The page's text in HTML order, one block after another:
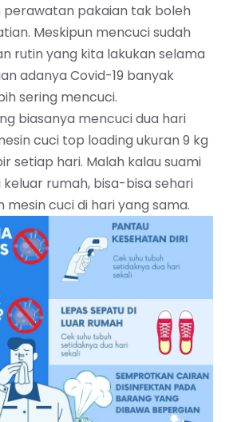
perawatan pakaian tak boleh
Meskipun mencuci sudah
rutin yang kita lakukan selama
adanya Covid-19 banyak
sering mencuci.
biasanya mencuci dua hari
cuci top loading ukuran 9 kg
setiap hari. Malah kalau suami
rumah, bisa-bisa sehari
mesin cuci di hari yang sama.